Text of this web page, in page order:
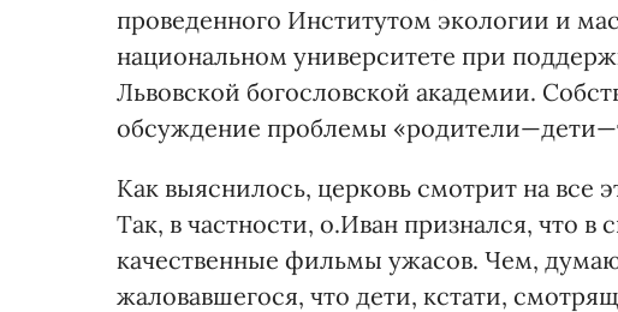
проведенного Институтом экологии и
национальном университете при
Львовской богословской академии.
обсуждение проблемы
Как выяснилось, церковь смотрит на
Так, в частности, о.Иван признался, что
качественные фильмы ужасов. Чем,
жаловавшегося, что дети, кстати,